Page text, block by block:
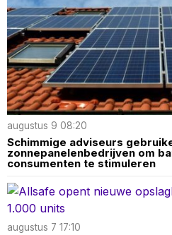
augustus 9 08:20
Schimmige adviseurs
zonnepanelenbedrijven om
consumenten te stimuleren
augustus 7 17:10